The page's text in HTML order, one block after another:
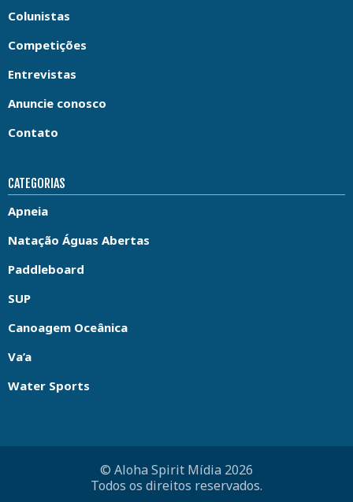
Colunistas
Competições
Entrevistas
Anuncie conosco
Contato
CATEGORIAS
Apneia
Natação Águas Abertas
Paddleboard
SUP
Canoagem Oceânica
Va’a
Water Sports
© Aloha Spirit Mídia 2026
Todos os direitos reservados.